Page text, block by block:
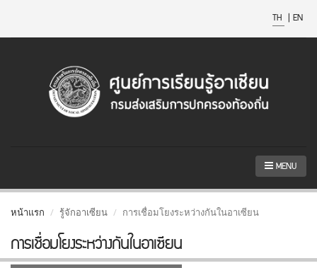
TH | EN
MENU
หน้าแรก รู้จักอาเซียน การเชื่อมโยงระหว่างกันในอาเซียน
การเชื่อมโยงระหว่างกันในอาเซียน